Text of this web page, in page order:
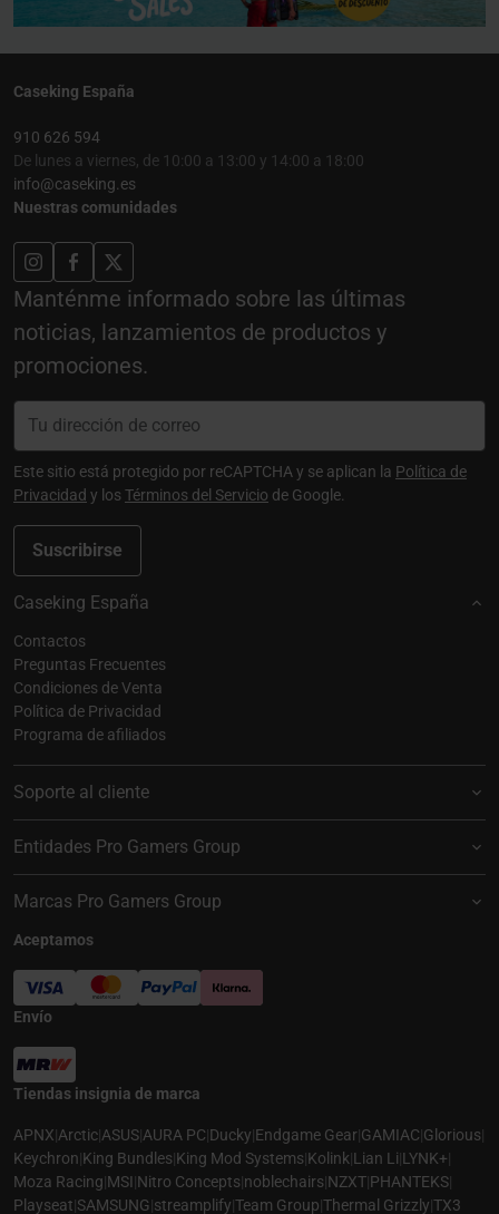
Caseking España
910 626 594
De lunes a viernes, de 10:00 a 13:00 y 14:00 a 18:00
info@caseking.es
Nuestras comunidades
Manténme informado sobre las últimas
noticias, lanzamientos de productos y
promociones.
Suscribirse
Este sitio está protegido por reCAPTCHA y se aplican la Política de
Privacidad y losTérminos del Servicio de Google.
Caseking España
Contactos
Preguntas Frecuentes
Condiciones de Venta
Política de Privacidad
Programa de afiliados
Soporte al cliente
Entidades Pro Gamers Group
Marcas Pro Gamers Group
Aceptamos
Envío
Tiendas insignia de marca
APNX|Arctic|ASUS|AURA PC|Ducky|Endgame Gear|GAMIAC|Glorious|
Keychron|King Bundles|King Mod Systems|Kolink|Lian Li|LYNK+|
Moza Racing|MSI|Nitro Concepts|noblechairs|NZXT|PHANTEKS|
Playseat|SAMSUNG|streamplify|Team Group|Thermal Grizzly|TX3